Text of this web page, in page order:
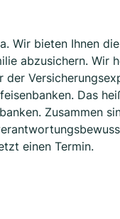
Wir bieten Ihnen
abzusichern. Wir
der
Das
Zusammen
einen Termin.